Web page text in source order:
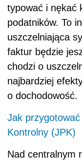
typować i nękać
podatników. To
uszczelniająca
faktur będzie
chodzi o
najbardziej
o dochodowość.
Jak
Kontrolny (JPK)
Nad centralnym